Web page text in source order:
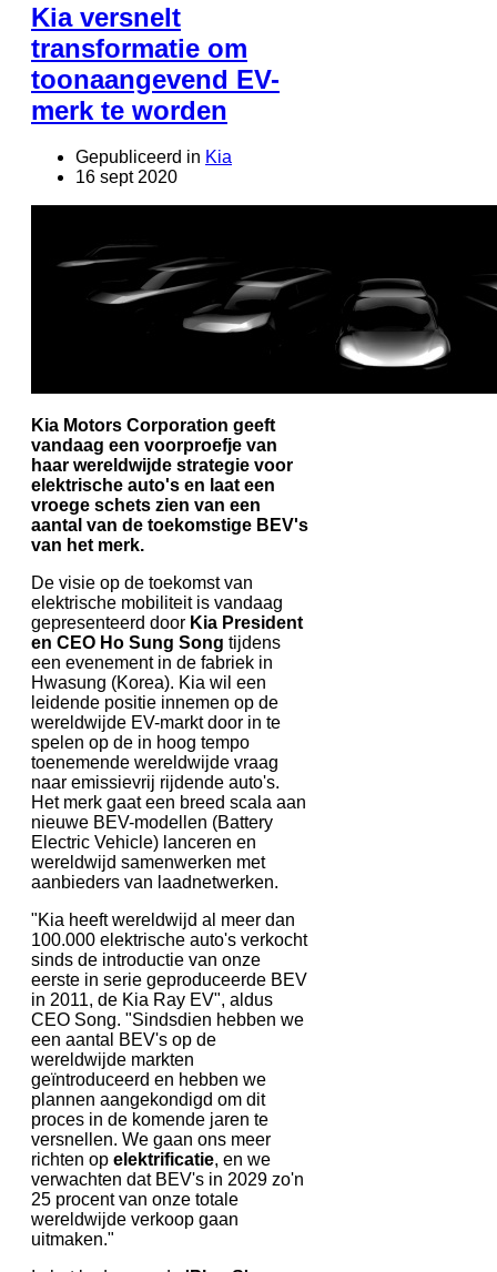
Kia versnelt
transformatie om
toonaangevend EV-
merk te worden
Gepubliceerd in Kia
16 sept 2020
Kia Motors Corporation geeft
vandaag een voorproefje van
haar wereldwijde strategie voor
elektrische auto's en laat een
vroege schets zien van een
aantal van de toekomstige BEV's
van het merk.
De visie op de toekomst van
elektrische mobiliteit is vandaag
gepresenteerd door Kia President
en CEO Ho Sung Song tijdens
een evenement in de fabriek in
Hwasung (Korea). Kia wil een
leidende positie innemen op de
wereldwijde EV-markt door in te
spelen op de in hoog tempo
toenemende wereldwijde vraag
naar emissievrij rijdende auto's.
Het merk gaat een breed scala aan
nieuwe BEV-modellen (Battery
Electric Vehicle) lanceren en
wereldwijd samenwerken met
aanbieders van laadnetwerken.
"Kia heeft wereldwijd al meer dan
100.000 elektrische auto's verkocht
sinds de introductie van onze
eerste in serie geproduceerde BEV
in 2011, de Kia Ray EV", aldus
CEO Song. "Sindsdien hebben we
een aantal BEV's op de
wereldwijde markten
geïntroduceerd en hebben we
plannen aangekondigd om dit
proces in de komende jaren te
versnellen. We gaan ons meer
richten op elektrificatie, en we
verwachten dat BEV's in 2029 zo'n
25 procent van onze totale
wereldwijde verkoop gaan
uitmaken."